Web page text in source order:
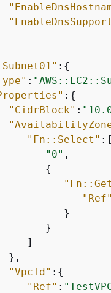
: {
:
: {
"CidrBlock" :
"Fn::Select" :[
"0" ,
{
"Ref"
}
}
]
},
"VpcId" : {
"Ref" :